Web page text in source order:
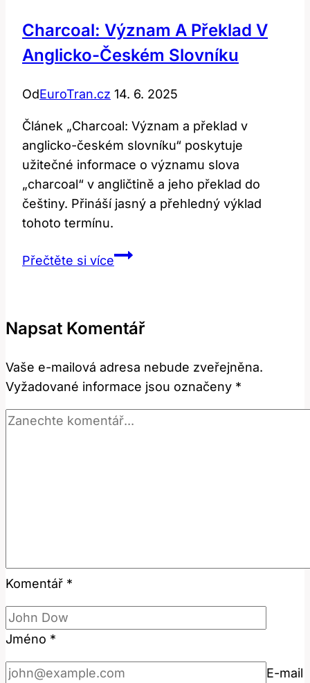
Charcoal: Význam A Překlad V
Anglicko-Českém Slovníku
OdEuroTran.cz 14. 6. 2025
Článek „Charcoal: Význam a překlad v
anglicko-českém slovníku“ poskytuje
užitečné informace o významu slova
„charcoal“ v angličtině a jeho překlad do
češtiny. Přináší jasný a přehledný výklad
tohoto termínu.
Přečtěte si víceCharcoal:
v
českém
slovníku
Napsat Komentář
Vaše e-mailová adresa nebude zveřejněna.
Vyžadované informace jsou označeny *
Komentář *
Jméno *
E-mail